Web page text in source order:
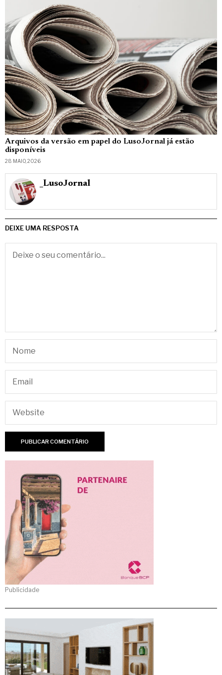
Arquivos da versão em papel do LusoJornal já estão
disponíveis
28 MAIO, 2026
_LusoJornal
DEIXE UMA RESPOSTA
Publicidade